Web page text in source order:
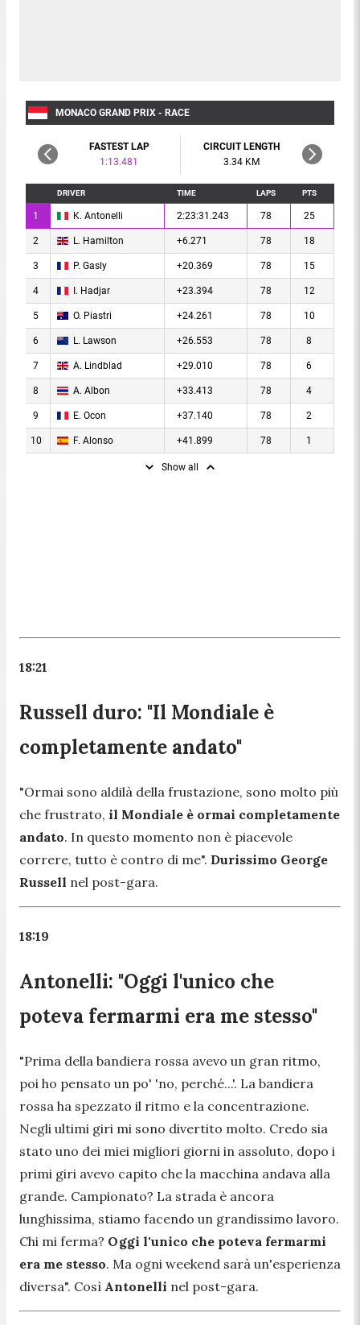
18:21
Russell duro: "Il Mondiale è
completamente andato"
"Ormai sono aldilà della frustazione, sono molto più
che frustrato, il Mondiale è ormai completamente
andato. In questo momento non è piacevole
correre, tutto è contro di me". Durissimo George
Russell nel post-gara.
18:19
Antonelli: "Oggi l'unico che
poteva fermarmi era me stesso"
"Prima della bandiera rossa avevo un gran ritmo,
poi ho pensato un po' 'no, perché...'. La bandiera
rossa ha spezzato il ritmo e la concentrazione.
Negli ultimi giri mi sono divertito molto. Credo sia
stato uno dei miei migliori giorni in assoluto, dopo i
primi giri avevo capito che la macchina andava alla
grande. Campionato? La strada è ancora
lunghissima, stiamo facendo un grandissimo lavoro.
Chi mi ferma? Oggi l'unico che poteva fermarmi
era me stesso. Ma ogni weekend sarà un'esperienza
diversa". Così Antonelli nel post-gara.